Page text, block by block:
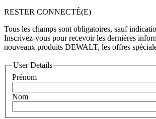
RESTER CONNECTÉ(E)
Tous les champs sont obligatoires, sauf
Inscrivez-vous pour recevoir les dernières
nouveaux produits DEWALT, les offres
User Details
Prénom
Nom